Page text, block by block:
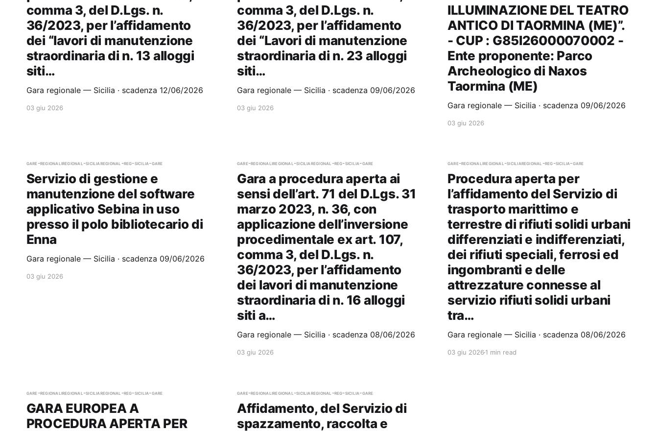
comma 3, del D.Lgs. n.
36/2023, per l’affidamento
dei “lavori di manutenzione
straordinaria di n. 13 alloggi
siti…
Gara regionale — Sicilia · scadenza 12/06/2026
03 giu 2026
comma 3, del D.Lgs. n.
36/2023, per l’affidamento
dei “Lavori di manutenzione
straordinaria di n. 23 alloggi
siti…
Gara regionale — Sicilia · scadenza 09/06/2026
03 giu 2026
ILLUMINAZIONE DEL TEATRO
ANTICO DI TAORMINA (ME)”.
- CUP : G85I26000070002 -
Ente proponente: Parco
Archeologico di Naxos
Taormina (ME)
Gara regionale — Sicilia · scadenza 09/06/2026
03 giu 2026
gare-regionaliregional-siciliaregional-reg-sicilia-gare
Servizio di gestione e
manutenzione del software
applicativo Sebina in uso
presso il polo bibliotecario di
Enna
Gara regionale — Sicilia · scadenza 09/06/2026
03 giu 2026
gare-regionaliregional-siciliaregional-reg-sicilia-gare
Gara a procedura aperta ai
sensi dell’art. 71 del D.Lgs. 31
marzo 2023, n. 36, con
applicazione dell’inversione
procedimentale ex art. 107,
comma 3, del D.Lgs. n.
36/2023, per l’affidamento
dei lavori di manutenzione
straordinaria di n. 16 alloggi
siti a…
Gara regionale — Sicilia · scadenza 08/06/2026
03 giu 2026
gare-regionaliregional-siciliaregional-reg-sicilia-gare
Procedura aperta per
l’affidamento del Servizio di
trasporto marittimo e
terrestre di rifiuti solidi urbani
differenziati e indifferenziati,
dei rifiuti speciali, ferrosi ed
ingombranti e delle
attrezzature connesse al
servizio rifiuti solidi urbani
tra…
Gara regionale — Sicilia · scadenza 08/06/2026
03 giu 20261 min read
gare-regionaliregional-siciliaregional-reg-sicilia-gare
GARA EUROPEA A
PROCEDURA APERTA PER
gare-regionaliregional-siciliaregional-reg-sicilia-gare
Affidamento, del Servizio di
spazzamento, raccolta e